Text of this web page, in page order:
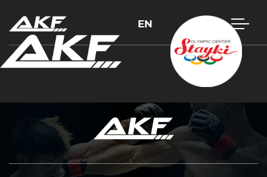
EN
Нажмите Enter для поиска или Esc, чтобы закрыть